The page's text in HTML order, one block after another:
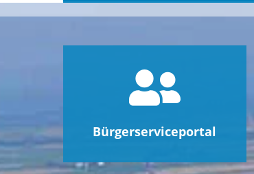
Bürgerserviceportal